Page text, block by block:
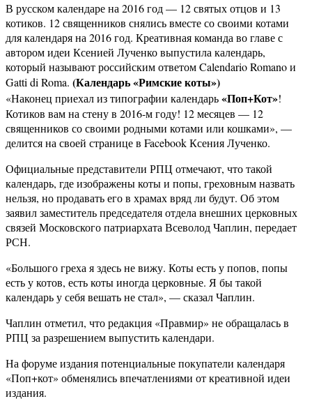
В русском календаре на 2016 год — 12 святых отцов и 13
котиков. 12 священников снялись вместе со своими котами
для календаря на 2016 год. Креативная команда во главе с
автором идеи Ксенией Лученко выпустила календарь,
который называют российским ответом Calendario Romano и
Gatti di Roma. (Календарь «Римские коты»)
«Наконец приехал из типографии календарь«Поп+Кот»!
Котиков вам на стену в 2016-м году! 12 месяцев — 12
священников со своими родными котами или кошками», —
делится на своей странице в Facebook Ксения Лученко.
Официальные представители РПЦ отмечают, что такой
календарь, где изображены коты и попы, греховным назвать
нельзя, но продавать его в храмах вряд ли будут. Об этом
заявил заместитель председателя отдела внешних церковных
связей Московского патриархата Всеволод Чаплин, передает
РСН.
«Большого греха я здесь не вижу. Коты есть у попов, попы
есть у котов, есть коты иногда церковные. Я бы такой
календарь у себя вешать не стал», — сказал Чаплин.
Чаплин отметил, что редакция «Правмир» не обращалась в
РПЦ за разрешением выпустить календари.
На форуме издания потенциальные покупатели календаря
«Поп+кот» обменялись впечатлениями от креативной идеи
издания.